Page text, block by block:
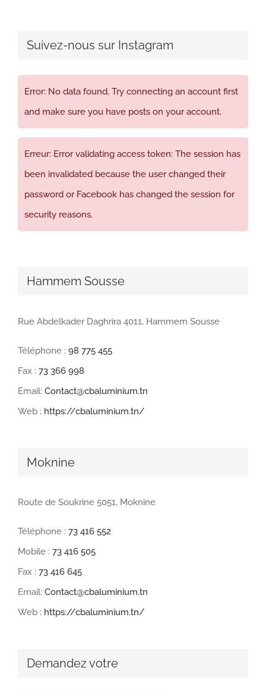
Suivez-nous sur Instagram
Error: No data found, Try connecting an account first
and make sure you have posts on your account.
Erreur: Error validating access token: The session has
been invalidated because the user changed their
password or Facebook has changed the session for
security reasons.
Hammem Sousse
Rue Abdelkader Daghrira 4011, Hammem Sousse
Téléphone : 98 775 455
Fax : 73 366 998
Email: Contact@cbaluminium.tn
Web : https://cbaluminium.tn/
Moknine
Route de Soukrine 5051, Moknine
Téléphone : 73 416 552
Mobile : 73 416 505
Fax : 73 416 645
Email: Contact@cbaluminium.tn
Web : https://cbaluminium.tn/
Demandez votre